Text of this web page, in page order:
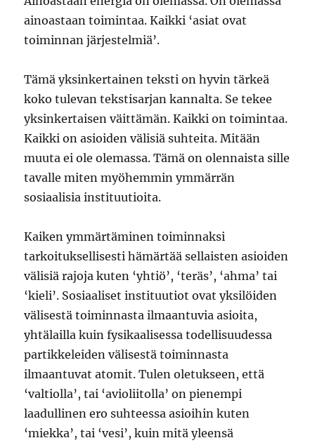
ainoastaan toimintaa. Kaikki ‘asiat ovat
toiminnan järjestelmiä’.
Tämä yksinkertainen teksti on hyvin tärkeä
koko tulevan tekstisarjan kannalta. Se tekee
yksinkertaisen väittämän. Kaikki on toimintaa.
Kaikki on asioiden välisiä suhteita. Mitään
muuta ei ole olemassa. Tämä on olennaista sille
tavalle miten myöhemmin ymmärrän
sosiaalisia instituutioita.
Kaiken ymmärtäminen toiminnaksi
tarkoituksellisesti hämärtää sellaisten asioiden
välisiä rajoja kuten ‘yhtiö’, ‘teräs’, ‘ahma’ tai
‘kieli’. Sosiaaliset instituutiot ovat yksilöiden
välisestä toiminnasta ilmaantuvia asioita,
yhtälailla kuin fysikaalisessa todellisuudessa
partikkeleiden välisestä toiminnasta
ilmaantuvat atomit. Tulen oletukseen, että
‘valtiolla’, tai ‘avioliitolla’ on pienempi
laadullinen ero suhteessa asioihin kuten
‘miekka’, tai ‘vesi’, kuin mitä yleensä